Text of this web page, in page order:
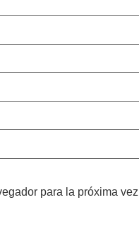
para la próxima vez